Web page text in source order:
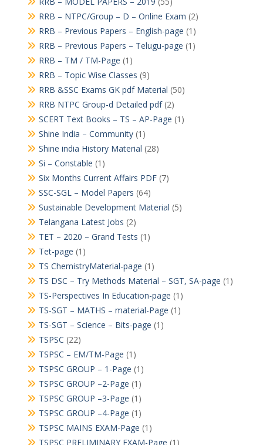
RRB – NTPC/Group – D – Online Exam (2)
RRB – Previous Papers – English-page (1)
RRB – Previous Papers – Telugu-page (1)
RRB – TM / TM-Page (1)
RRB – Topic Wise Classes (9)
RRB &SSC Exams GK pdf Material (50)
RRB NTPC Group-d Detailed pdf(2)
SCERT Text Books – TS – AP-Page (1)
Shine India – Community(1)
Shine india History Material (28)
Si – Constable (1)
Six Months Current Affairs PDF(7)
SSC-SGL – Model Papers (64)
Sustainable Development Material (5)
Telangana Latest Jobs (2)
TET – 2020 – Grand Tests (1)
Tet-page (1)
TS ChemistryMaterial-page (1)
TS DSC – Try Methods Material – SGT, SA-page (1)
TS-Perspectives In Education-page (1)
TS-SGT – MATHS – material-Page (1)
TS-SGT – Science – Bits-page (1)
TSPSC (22)
TSPSC – EM/TM-Page (1)
TSPSC GROUP – 1-Page (1)
TSPSC GROUP –2-Page (1)
TSPSC GROUP –3-Page (1)
TSPSC GROUP –4-Page (1)
TSPSC MAINS EXAM-Page (1)
TSPSC PRELIMINARY EXAM-Page (1)